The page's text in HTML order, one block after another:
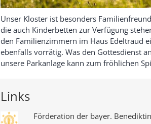
Unser Kloster ist besonders
die auch Kinderbetten zur Verfügung
den Familienzimmern im Haus Edeltraud
ebenfalls vorrätig. Was den Gottesdienst
unsere Parkanlage kann zum fröhlichen
Links
Förderation der bayer.